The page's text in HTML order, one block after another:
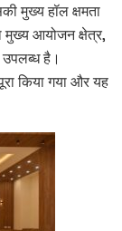
मुख्य हॉल क्षमता
आयोजन क्षेत्र,
उपलब्ध है।
किया गया और यह